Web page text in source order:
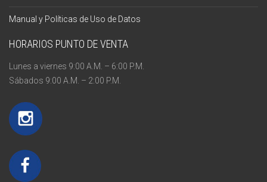
Manual y Políticas de Uso de Datos
HORARIOS PUNTO DE VENTA
Lunes a viernes 9:00 A.M. – 6:00 P.M.
Sábados 9:00 A.M. – 2:00 P.M.